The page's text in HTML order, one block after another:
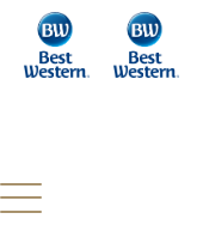
Panneau de gestion des